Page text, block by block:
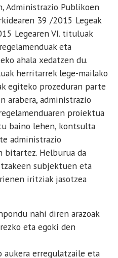
Administrazio Publikoen
39 /2015 Legeak
Legearen VI. tituluak
eta
ahala xedatzen du.
herritarrek lege-mailako
egiteko prozeduran parte
arabera, administrazio
proiektua
baino lehen, kontsulta
administrazio
bitartez. Helburua da
subjektuen eta
iritziak jasotzea
nahi diren arazoak
eta egoki den
erregulatzaile eta